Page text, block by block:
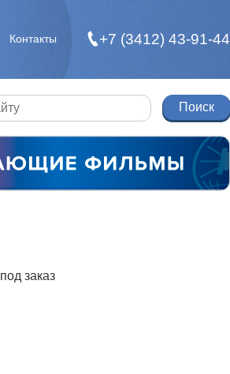
Контакты +7 (3412) 43-91-44
под заказ